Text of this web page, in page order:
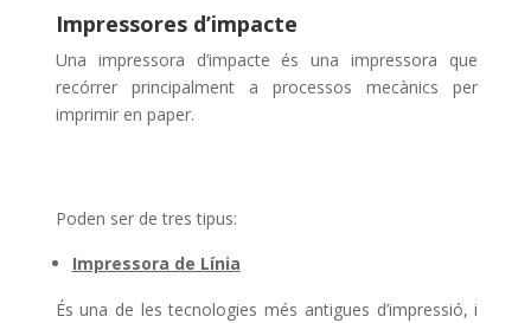
Impressores d’impacte
Una impressora d’impacte és una impressora que
recórrer principalment a processos mecànics per
imprimir en paper.
Poden ser de tres tipus:
Impressora de Línia
És una de les tecnologies més antigues d’impressió, i